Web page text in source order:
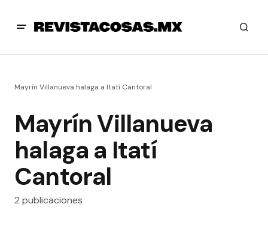
Mayrín Villanueva halaga a Itatí Cantoral
Mayrín Villanueva
halaga a Itatí
Cantoral
2 publicaciones